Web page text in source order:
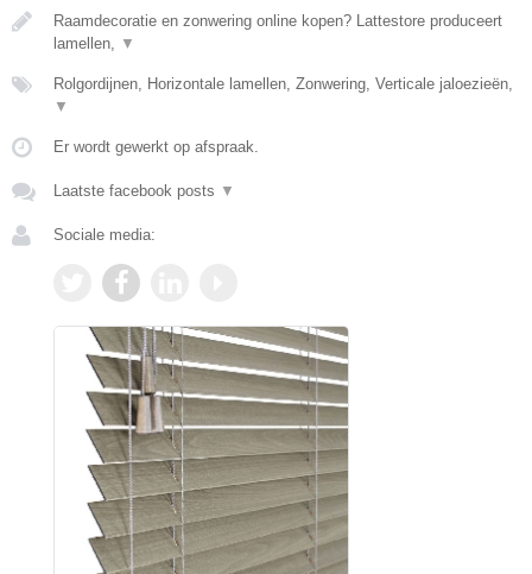
Raamdecoratie en zonwering online kopen? Lattestore produceert
lamellen,
▼
Rolgordijnen, Horizontale lamellen, Zonwering, Verticale jaloezieën,
▼
Er wordt gewerkt op afspraak.
Laatste facebook posts ▼
Sociale media: